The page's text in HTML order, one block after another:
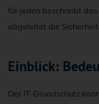
für jeden beschreibt
abgeleitet die
Einblick:
Der IT-Grundschutz